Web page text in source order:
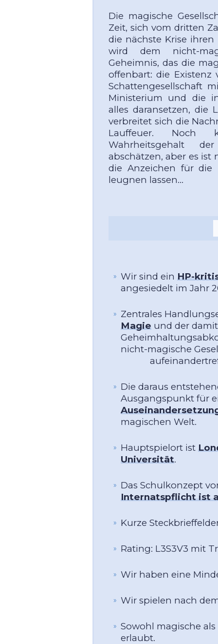
Die magische
Zeit, sich vom dritten
die nächste Krise
wird dem nicht-
Geheimnis, das die
offenbart: die
Schattengesellschaft
Ministerium und die
alles daransetzen, die
verbreitet sich die
Lauffeuer. Noch
Wahrheitsgehalt
abschätzen, aber es ist
die Anzeichen für die
leugnen lassen…
Wir sind ein HP-
angesiedelt im Jahr
Zentrales
Magie und der
nicht-magische
Die daraus
Ausgangspunkt für
magischen Welt.
Hauptspielort ist
Universität.
Das Schulkonzept
Internatspflicht ist
Kurze
Rating: L3S3V3 mit
Wir haben eine
Wir spielen nach
Sowohl magische
erlaubt.